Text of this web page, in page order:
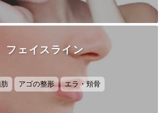
フェイスライン
アゴの整形 エラ・頬骨